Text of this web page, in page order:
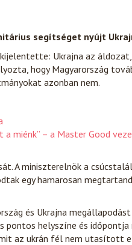
segítséget nyújt
Ukrajna az
hogy Magyarország
azonban nem.
miénk” – a Master Good
A miniszterelnök a
egy hamarosan
és Ukrajna
pontos helyszíne és időpontja
az ukrán fél nem utasított